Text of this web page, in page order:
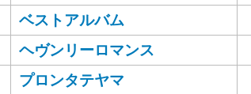
ベストアルバム
ヘヴンリーロマンス
プロンタテヤマ